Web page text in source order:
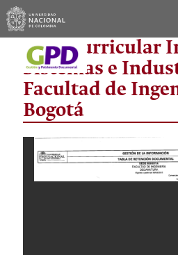
Área Curricular
Sistemas e
Facultad de
Bogotá